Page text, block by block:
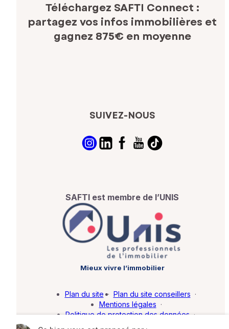
Téléchargez SAFTI Connect :
partagez vos infos immobilières et
gagnez 875€ en moyenne
SUIVEZ-NOUS
SAFTI est membre de l’UNIS
Mieux vivre l’immobilier
Plan du site · Plan du site conseillers ·
Mentions légales ·
Politique de protection des données ·